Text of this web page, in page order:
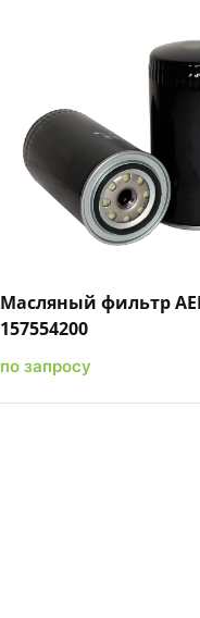
Быстрый просмотр
Добавить к
Масляный фильтр
157554200
по запросу